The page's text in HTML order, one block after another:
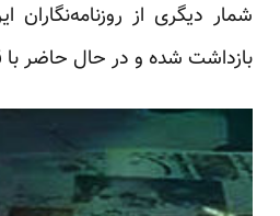
شمار دیگری از روزنامه‌نگاران
بازداشت شده و در حال حاضر با